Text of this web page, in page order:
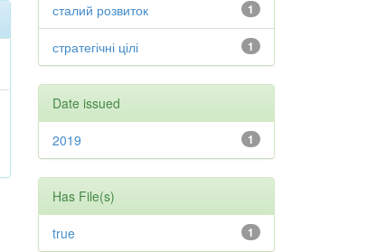
1
сталий розвиток
1
стратегічні цілі
Date issued
1
2019
Has File(s)
1
true